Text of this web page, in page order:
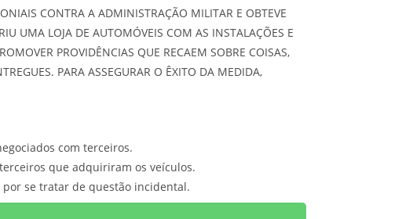
CONTRA A ADMINISTRAÇÃO MILITAR E OBTEVE
UMA LOJA DE AUTOMÓVEIS COM AS INSTALAÇÕES E
PROVIDÊNCIAS QUE RECAEM SOBRE COISAS,
PARA ASSEGURAR O ÊXITO DA MEDIDA,
com terceiros.
que adquiriram os veículos.
se tratar de questão incidental.